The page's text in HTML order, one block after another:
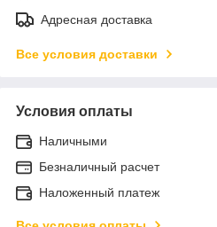
Адресная доставка
Все условия доставки
Условия оплаты
Наличными
Безналичный расчет
Наложенный платеж